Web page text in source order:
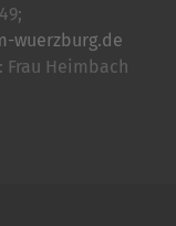
wuerzburg.de
Heimbach